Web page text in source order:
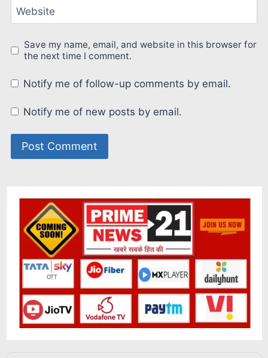
Website
Save my name, email, and website in this browser for
the next time I comment.
Notify me of follow-up comments by email.
Notify me of new posts by email.